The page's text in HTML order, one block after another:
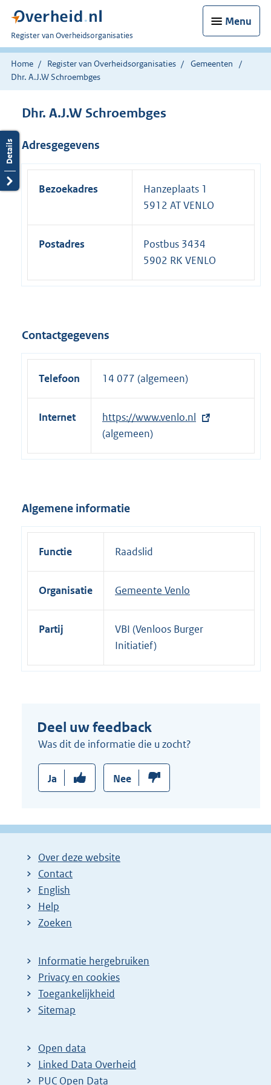
Menu
U
bent
nu
hier:
Register van Overheidsorganisaties
Home Register van Overheidsorganisaties
Gemeenten
Dhr. A.J.W Schroembges
Dhr. A.J.W Schroembges
Adresgegevens
Bezoekadres
Hanzeplaats 1
5912 AT VENLO
Postadres
Postbus 3434
5902 RK VENLO
Contactgegevens
Telefoon 14 077 (algemeen)
Internet
E
x
t
e
l
https://www.venlo.nl
(algemeen)
Algemene informatie
Functie Raadslid
Organisatie Gemeente Venlo
Partij
VBI (Venloos Burger
Initiatief)
Deel uw feedback
Was dit de informatie die u zocht?
Ja Nee
Over deze website
Contact
English
Help
Zoeken
Informatie hergebruiken
Privacy en cookies
Toegankelijkheid
Sitemap
Open data
Linked Data Overheid
PUC Open Data